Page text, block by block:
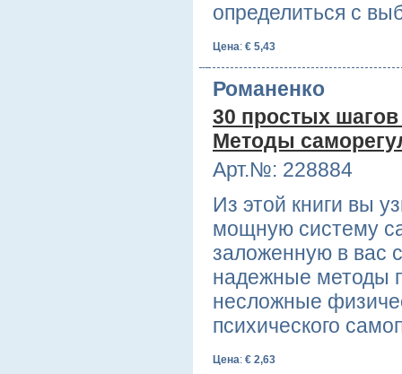
определиться с
Цена: € 5,43
Романенко
30 простых
Методы
Арт.№: 228884
Из этой книги вы
мощную систему
заложенную в вас
надежные методы
несложные
психического
Цена: € 2,63